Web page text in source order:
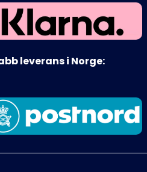
leverans i Norge: